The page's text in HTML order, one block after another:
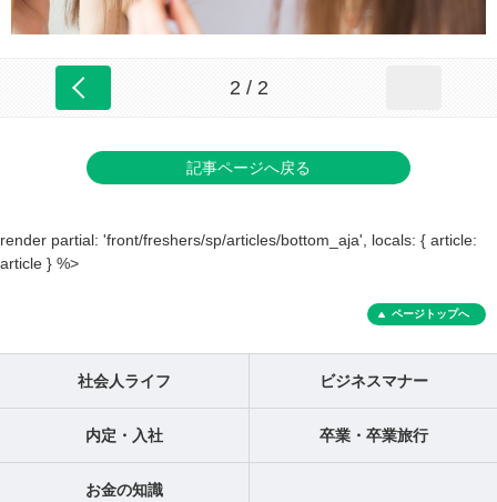
2 / 2
記事ページへ戻る
render partial: 'front/freshers/sp/articles/bottom_aja', locals: { article:
article } %>
ページトップへ
社会人ライフ ビジネスマナー
内定・入社 卒業・卒業旅行
お金の知識